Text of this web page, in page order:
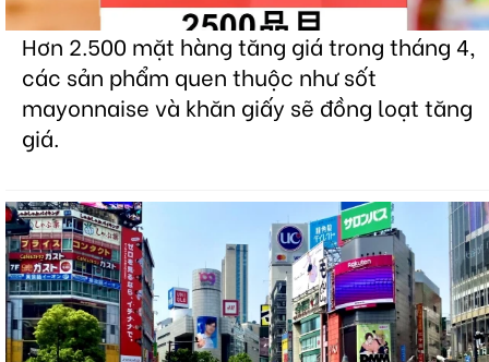
Hơn 2.500 mặt hàng tăng giá trong tháng 4,
các sản phẩm quen thuộc như sốt
mayonnaise và khăn giấy sẽ đồng loạt tăng
giá.